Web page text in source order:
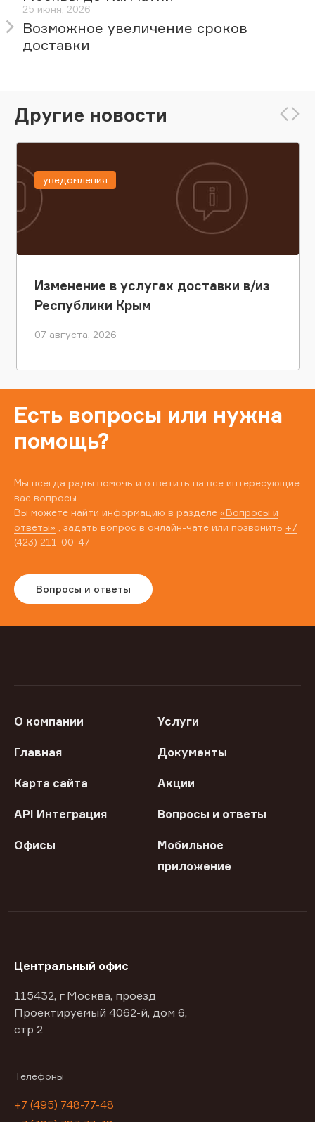
25 июня, 2026
Возможное увеличение сроков
доставки
Другие новости
Изменение в услугах доставки в/из
Республики Крым
07 августа, 2026
уведомления
Есть вопросы или нужна
помощь?
Мы всегда рады помочь и ответить на все интересующие
вас вопросы.
Вы можете найти информацию в разделе «Вопросы и
ответы» , задать вопрос в онлайн-чате или позвонить +7
(423) 211-00-47
Вопросы и ответы
О компании Услуги
Главная Документы
Карта сайта Акции
API Интеграция Вопросы и ответы
Офисы
Мобильное
приложение
Центральный офис
115432, г Москва, проезд
Проектируемый 4062-й, дом 6,
стр 2
Телефоны
+7 (495) 748-77-48